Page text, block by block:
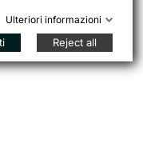
Ulteriori informazioni
Reject all